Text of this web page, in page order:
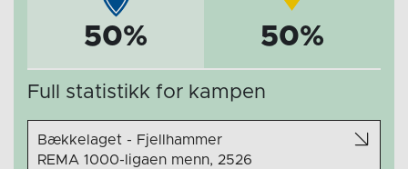
50% 50%
Full statistikk for kampen
Bækkelaget - Fjellhammer
REMA 1000-ligaen menn, 2526